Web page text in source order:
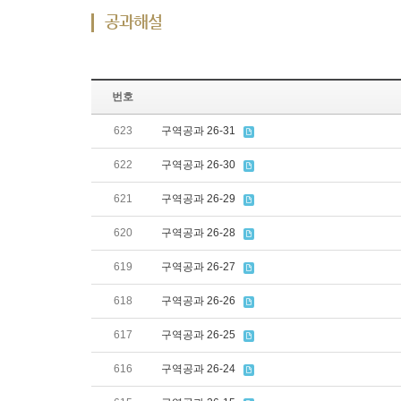
공과해설
번호
623 구역공과 26-31
622 구역공과 26-30
621 구역공과 26-29
620 구역공과 26-28
619 구역공과 26-27
618 구역공과 26-26
617 구역공과 26-25
616 구역공과 26-24